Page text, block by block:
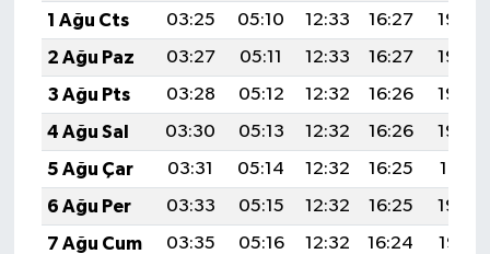
1 Ağu Cts
03:25 05:10 12:33 16:27
19:45
2 Ağu Paz
03:27 05:11 12:33 16:27
19:44
3 Ağu Pts
03:28 05:12 12:32 16:26
19:43
4 Ağu Sal
03:30 05:13 12:32 16:26
19:42
5 Ağu Çar
03:31 05:14 12:32 16:25
19:41
6 Ağu Per
03:33 05:15 12:32 16:25
19:40
7 Ağu Cum
03:35 05:16 12:32 16:24
19:38